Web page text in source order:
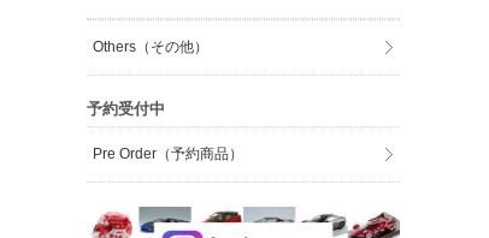
Others（その他）
予約受付中
Pre Order（予約商品）